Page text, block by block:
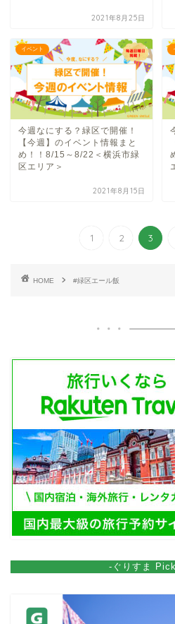
2021年8月25日
イベント
今週なにする？緑区で開催！
【今週】のイベント情報まと
め！！8/15～8/22＜横浜市緑
区エリア＞
2021年8月15日
1 2 3
HOME #緑区エール飯
-ぐりすま